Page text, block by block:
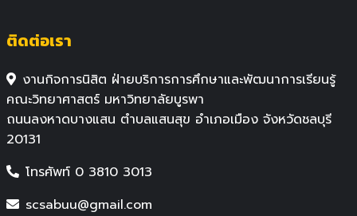
ติดต่อเรา
งานกิจการนิสิต ฝ่ายบริการการศึกษาและพัฒนาการเรียนรู้
คณะวิทยาศาสตร์ มหาวิทยาลัยบูรพา
ถนนลงหาดบางแสน ตำบลแสนสุข อำเภอเมือง จังหวัดชลบุรี
20131
โทรศัพท์ 0 3810 3013
scsabuu@gmail.com